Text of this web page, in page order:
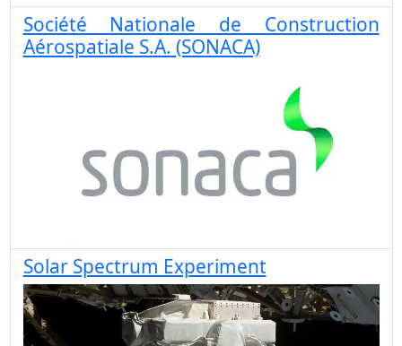
Société Nationale de Construction
Aérospatiale S.A. (SONACA)
Solar Spectrum Experiment